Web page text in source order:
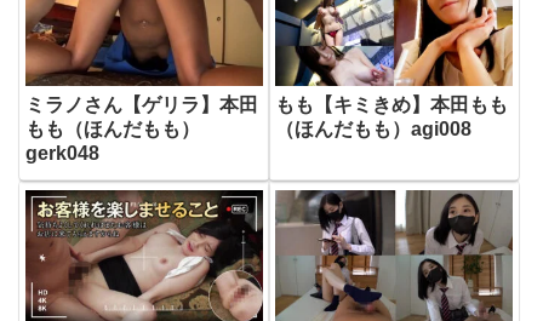
ミラノさん【ゲリラ】本田
もも（ほんだもも）
gerk048
もも【キミきめ】本田もも
（ほんだもも）agi008